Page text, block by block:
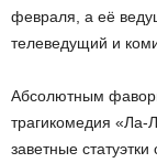
февраля, а её
телеведущий и
Абсолютным
трагикомедия
заветные